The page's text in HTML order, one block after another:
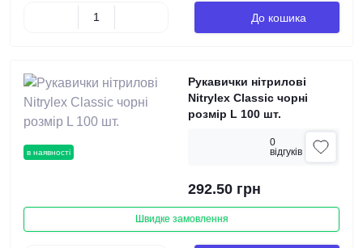
До кошика
в наявності
Рукавички нітрилові
Nitrylex Classic чорні
розмір L 100 шт.
0
вiдгукiв
292.50 грн
Швидке замовлення